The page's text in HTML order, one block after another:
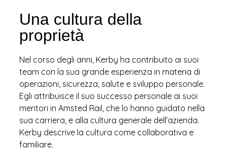
Una cultura della
proprietà
Nel corso degli anni, Kerby ha contribuito ai suoi
team con la sua grande esperienza in materia di
operazioni, sicurezza, salute e sviluppo personale.
Egli attribuisce il suo successo personale ai suoi
mentori in Amsted Rail, che lo hanno guidato nella
sua carriera, e alla cultura generale dell’azienda.
Kerby descrive la cultura come collaborativa e
familiare.